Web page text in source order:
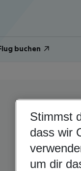
buchen
Stimmst
dass wir
um dir